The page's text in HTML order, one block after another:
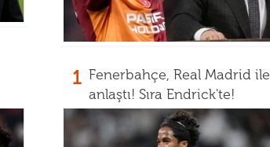
1 Fenerbahçe, Real Madrid ile
anlaştı! Sıra Endrick'te!